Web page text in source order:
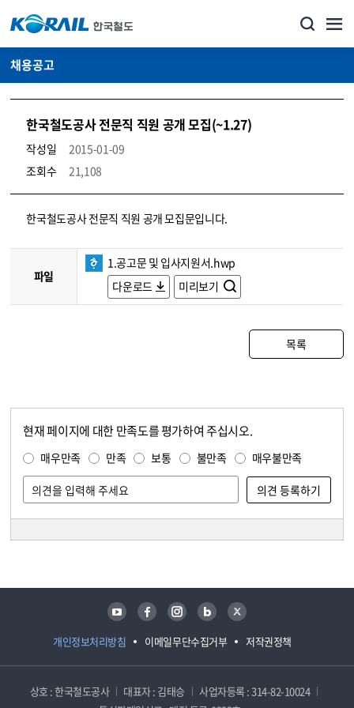
채용공고
한국철도공사 전문직 직원 공개 모집(~1.27)
작성일
2015-01-09
조회수
21,108
코레일소개_경영공시_채용공고 상세보기 – 내용, 파일, 담당자 연락처로 구성
한국철도공사 전문직 직원 공개 모집문입니다.
파일
1.공고문 및 입사지원서.hwp
다운로드
미리보기
목록
현재 페이지에 대한 만족도를 평가하여 주십시오.
매우만족 만족 보통 불만족 매우불만족
개인정보처리방침 이메일무단수집거부 저작권정책
유튜브 페이스북 인스타그램 블로그 트위터
상호 : 한국철도공사 대표자 : 김태승
사업자등록 : 314-82-10024